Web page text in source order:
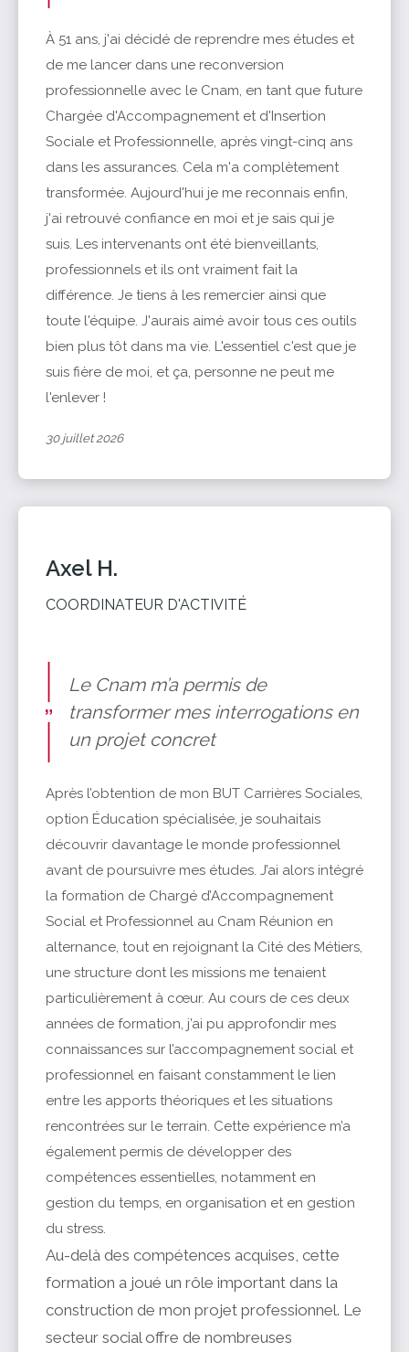
À 51 ans, j'ai décidé de reprendre mes études et
de me lancer dans une reconversion
professionnelle avec le Cnam, en tant que future
Chargée d'Accompagnement et d'Insertion
Sociale et Professionnelle, après vingt-cinq ans
dans les assurances. Cela m'a complètement
transformée. Aujourd'hui je me reconnais enfin,
j'ai retrouvé confiance en moi et je sais qui je
suis. Les intervenants ont été bienveillants,
professionnels et ils ont vraiment fait la
différence. Je tiens à les remercier ainsi que
toute l'équipe. J'aurais aimé avoir tous ces outils
bien plus tôt dans ma vie. L'essentiel c'est que je
suis fière de moi, et ça, personne ne peut me
l'enlever !
30 juillet 2026
Axel H.
COORDINATEUR D'ACTIVITÉ
Le Cnam m’a permis de
transformer mes interrogations en
un projet concret
Après l’obtention de mon BUT Carrières Sociales,
option Éducation spécialisée, je souhaitais
découvrir davantage le monde professionnel
avant de poursuivre mes études. J’ai alors intégré
la formation de Chargé d’Accompagnement
Social et Professionnel au Cnam Réunion en
alternance, tout en rejoignant la Cité des Métiers,
une structure dont les missions me tenaient
particulièrement à cœur. Au cours de ces deux
années de formation, j’ai pu approfondir mes
connaissances sur l’accompagnement social et
professionnel en faisant constamment le lien
entre les apports théoriques et les situations
rencontrées sur le terrain. Cette expérience m’a
également permis de développer des
compétences essentielles, notamment en
gestion du temps, en organisation et en gestion
du stress.
Au-delà des compétences acquises, cette
formation a joué un rôle important dans la
construction de mon projet professionnel. Le
secteur social offre de nombreuses